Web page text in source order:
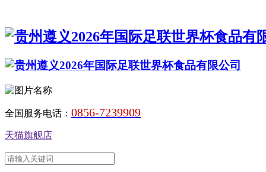
全国服务电话： 0856-7239909
天猫旗舰店